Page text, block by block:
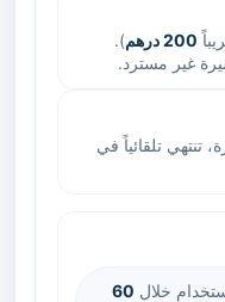
200 درهم
).
غير مسترد.
تنتهي تلقائياً في
خلال 60